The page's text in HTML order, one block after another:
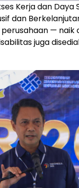
Kerja dan Daya
dan
—
juga